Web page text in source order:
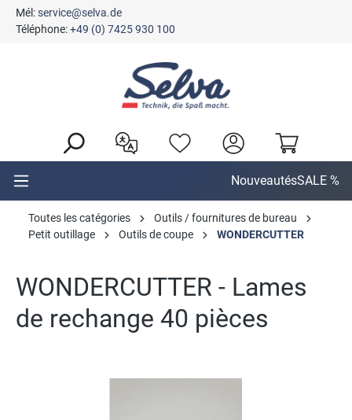
principal
Mél:service@selva.de
Téléphone:+49 (0) 7425 930 100
NouveautésSALE %
Toutes les catégories
Outils / fournitures de bureau
Petit outillage
Outils de coupe WONDERCUTTER
WONDERCUTTER - Lames
de rechange 40 pièces